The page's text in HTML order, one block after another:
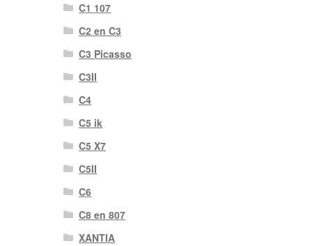
C1 107
C2 en C3
C3 Picasso
C3II
C4
C5 ik
C5 X7
C5II
C6
C8 en 807
XANTIA